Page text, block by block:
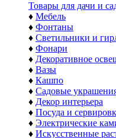
Товары для дачи и
♦ Мебель
♦ Фонтаны
♦ Светильники и
♦ Фонари
♦ Декоративное
♦ Вазы
♦ Кашпо
♦ Садовые
♦ Декор интерьера
♦ Посуда и
♦ Электрические
♦ Искусственные